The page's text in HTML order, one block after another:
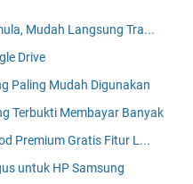
Mudah Langsung Tra...
Drive
Paling Mudah Digunakan
Terbukti Membayar Banyak
Premium Gratis Fitur L...
untuk HP Samsung